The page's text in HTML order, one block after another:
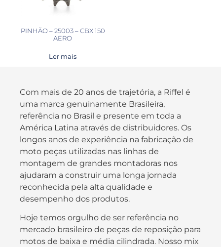
PINHÃO – 25003 – CBX 150
AERO
Ler mais
Com mais de 20 anos de trajetória, a Riffel é
uma marca genuinamente Brasileira,
referência no Brasil e presente em toda a
América Latina através de distribuidores. Os
longos anos de experiência na fabricação de
moto peças utilizadas nas linhas de
montagem de grandes montadoras nos
ajudaram a construir uma longa jornada
reconhecida pela alta qualidade e
desempenho dos produtos.
Hoje temos orgulho de ser referência no
mercado brasileiro de peças de reposição para
motos de baixa e média cilindrada. Nosso mix